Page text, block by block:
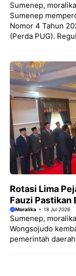
Sumenep,
Sumenep
Nomor 4 Tahun
(Perda PUG).
Rotasi Lima
Fauzi Pastikan
Moralika 18 Jul 2026
Sumenep,
Wongsojudo
pemerintah